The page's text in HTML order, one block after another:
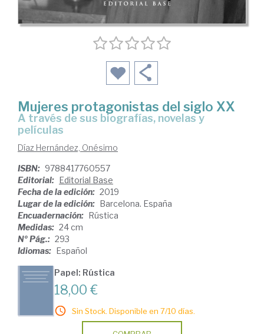
Mujeres protagonistas del siglo XX
a través de sus biografías, novelas y
películas
Díaz Hernández, Onésimo
ISBN: 9788417760557
Editorial: Editorial Base
Fecha de la edición: 2019
Lugar de la edición: Barcelona. España
Encuadernación: Rústica
Medidas: 24 cm
Nº Pág.: 293
Idiomas: Español
Papel: Rústica
18,00 €
Sin Stock. Disponible en 7/10 días.